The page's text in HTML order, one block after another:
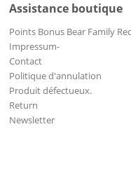
Assistance boutique
Points Bonus Bear Family
Impressum-
Contact
Politique d'annulation
Produit défectueux.
Return
Newsletter